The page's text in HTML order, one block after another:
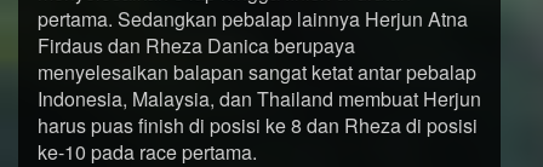
pertama. Sedangkan pebalap lainnya Herjun Atna
Firdaus dan Rheza Danica berupaya
menyelesaikan balapan sangat ketat antar pebalap
Indonesia, Malaysia, dan Thailand membuat Herjun
harus puas finish di posisi ke 8 dan Rheza di posisi
ke-10 pada race pertama.